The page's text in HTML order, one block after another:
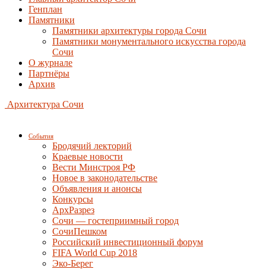
Генплан
Памятники
Памятники архитектуры города Сочи
Памятники монументального искусства города
Сочи
О журнале
Партнёры
Архив
Архитектура Сочи
События
Бродячий лекторий
Краевые новости
Вести Минстроя РФ
Новое в законодательстве
Объявления и анонсы
Конкурсы
АрхРазрез
Сочи — гостеприимный город
СочиПешком
Российский инвестиционный форум
FIFA World Cup 2018
Эко-Берег